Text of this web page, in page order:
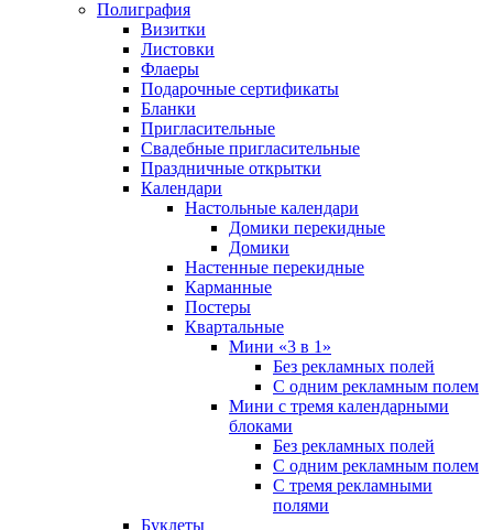
Полиграфия
Визитки
Листовки
Флаеры
Подарочные сертификаты
Бланки
Пригласительные
Свадебные пригласительные
Праздничные открытки
Календари
Настольные календари
Домики перекидные
Домики
Настенные перекидные
Карманные
Постеры
Квартальные
Мини «3 в 1»
Без рекламных полей
С одним рекламным полем
Мини с тремя календарными
блоками
Без рекламных полей
С одним рекламным полем
С тремя рекламными
полями
Буклеты